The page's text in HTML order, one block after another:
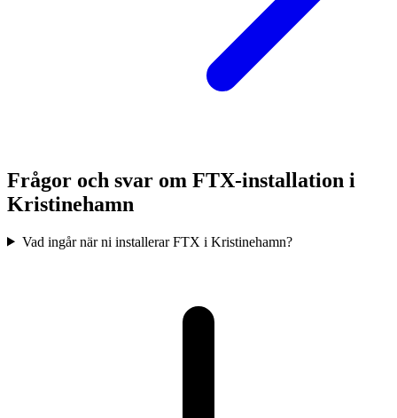
Frågor och svar om FTX-installation i
Kristinehamn
Vad ingår när ni installerar FTX i Kristinehamn?